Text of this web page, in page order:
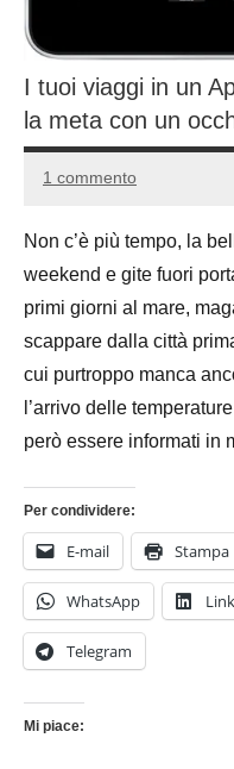
I tuoi viaggi in un
la meta con un
30
2016
Andrea
1 commento
Non c’è più tempo, la
weekend e gite fuori
primi giorni al mare,
scappare dalla città
cui purtroppo manca
l’arrivo delle
però essere informati in
Per condividere:
E-mail Stampa
WhatsApp
Telegram
Mi piace: